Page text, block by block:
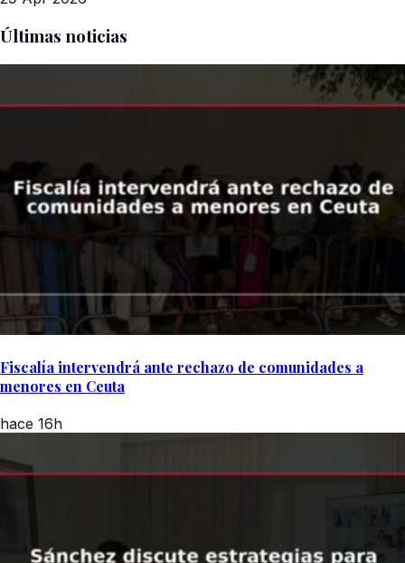
Últimas noticias
Fiscalía intervendrá ante rechazo de comunidades a
menores en Ceuta
hace 16h